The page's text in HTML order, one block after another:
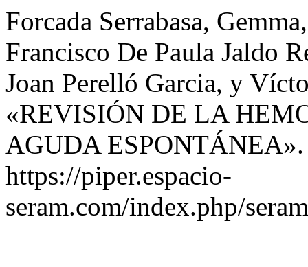
Forcada Serrabasa,
Francisco De Paula Jaldo
Joan Perelló Garcia, y
«REVISIÓN DE LA
AGUDA
https://piper.espacio-
seram.com/index.php/